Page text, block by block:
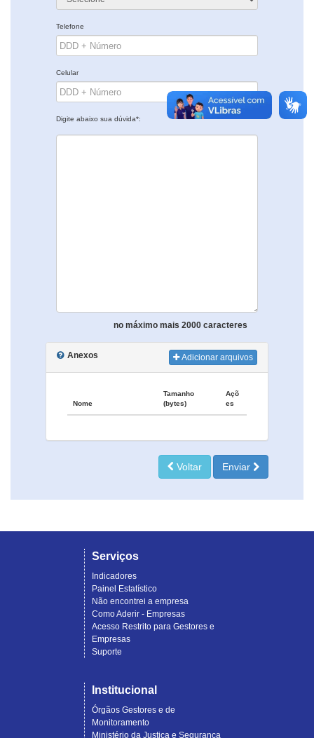
Telefone
Celular
Digite abaixo sua dúvida*:
no máximo mais 2000 caracteres
Anexos Adicionar arquivos
Nome
Tamanho
(bytes)
Açõ
es
Voltar Enviar
Serviços
Indicadores
Painel Estatístico
Não encontrei a empresa
Como Aderir - Empresas
Acesso Restrito para Gestores e
Empresas
Suporte
Institucional
Órgãos Gestores e de
Monitoramento
Ministério da Justiça e Segurança